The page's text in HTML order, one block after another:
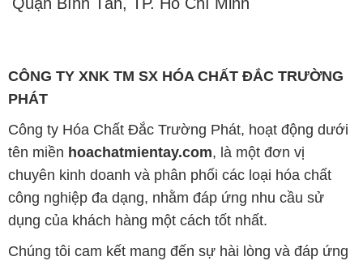
Quận Bình Tân, TP. Hồ Chí Minh
CÔNG TY XNK TM SX HÓA CHẤT ĐẮC TRƯỜNG
PHÁT
Công ty Hóa Chất Đắc Trường Phát, hoạt động dưới
tên miền hoachatmientay.com, là một đơn vị
chuyên kinh doanh và phân phối các loại hóa chất
công nghiệp đa dạng, nhằm đáp ứng nhu cầu sử
dụng của khách hàng một cách tốt nhất.
Chúng tôi cam kết mang đến sự hài lòng và đáp ứng